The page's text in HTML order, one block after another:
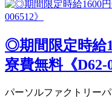
◎期間限定時給
寮費無料《D62-
パーソルファクトリー